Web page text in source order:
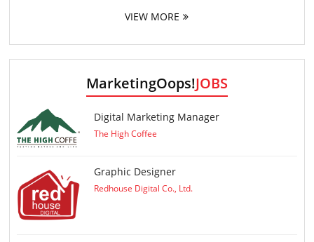
VIEW MORE
MarketingOops!JOBS
Digital Marketing Manager
The High Coffee
Graphic Designer
Redhouse Digital Co., Ltd.